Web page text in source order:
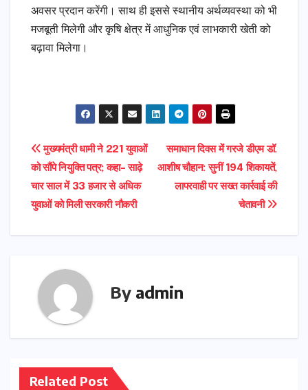
अवसर प्रदान करेंगी। साथ ही इससे स्थानीय अर्थव्यवस्था को भी
मजबूती मिलेगी और कृषि क्षेत्र में आधुनिक एवं लाभकारी खेती को
बढ़ावा मिलेगा।
Post
navigation
समाधान दिवस में गरजे डीएम डॉ.
आशीष चौहान: सुनीं 194 शिकायतें,
लापरवाही पर सख्त कार्रवाई की
चेतावनी
मुख्यमंत्री धामी ने 221 युवाओं
को सौंपे नियुक्ति पत्र; कहा- साढ़े
चार साल में 33 हजार से अधिक
युवाओं को मिली सरकारी नौकरी
By admin
Related Post